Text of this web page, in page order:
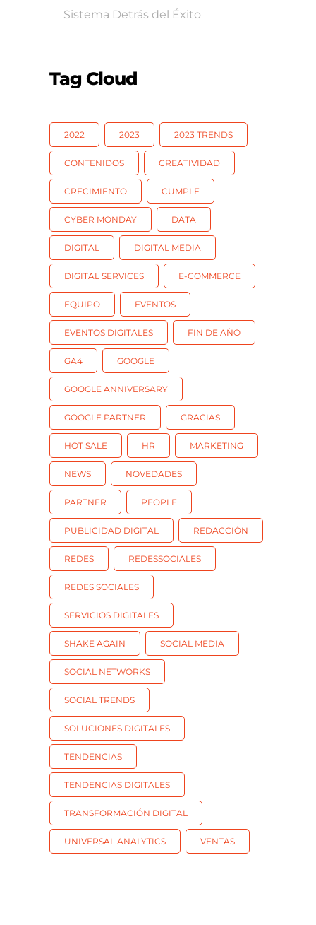
Sistema Detrás del Éxito
Tag Cloud
2022 2023 2023 TRENDS
CONTENIDOS CREATIVIDAD
CRECIMIENTO CUMPLE
CYBER MONDAY DATA
DIGITAL DIGITAL MEDIA
DIGITAL SERVICES E-COMMERCE
EQUIPO EVENTOS
EVENTOS DIGITALES FIN DE AÑO
GA4 GOOGLE
GOOGLE ANNIVERSARY
GOOGLE PARTNER GRACIAS
HOT SALE HR MARKETING
NEWS NOVEDADES
PARTNER PEOPLE
PUBLICIDAD DIGITAL REDACCIÓN
REDES REDESSOCIALES
REDES SOCIALES
SERVICIOS DIGITALES
SHAKE AGAIN SOCIAL MEDIA
SOCIAL NETWORKS
SOCIAL TRENDS
SOLUCIONES DIGITALES
TENDENCIAS
TENDENCIAS DIGITALES
TRANSFORMACIÓN DIGITAL
UNIVERSAL ANALYTICS VENTAS